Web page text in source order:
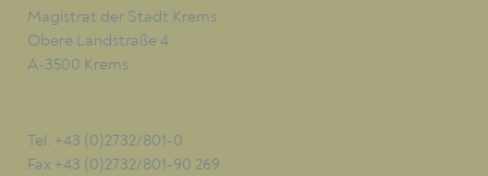
Magistrat der Stadt Krems
Obere Landstraße 4
A-3500 Krems
Tel. +43 (0)2732/801-0
Fax +43 (0)2732/801-90 269